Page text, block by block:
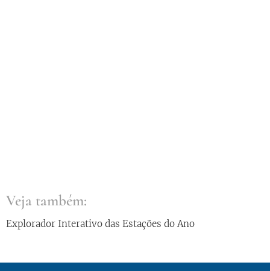
Veja também:
Explorador Interativo das Estações do Ano